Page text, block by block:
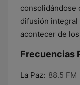
consolidándose
difusión integral
acontecer de
Frecuencias
La Paz: 88.5 FM